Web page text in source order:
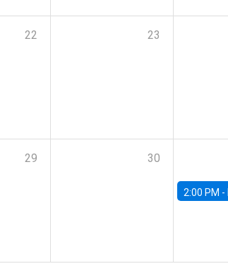
22 23
29 30
2:00 PM -